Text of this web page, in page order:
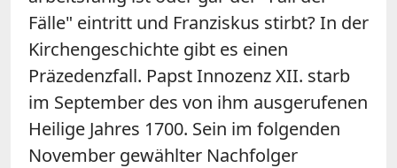
Fälle" eintritt und Franziskus stirbt? In der
Kirchengeschichte gibt es einen
Präzedenzfall. Papst Innozenz XII. starb
im September des von ihm ausgerufenen
Heilige Jahres 1700. Sein im folgenden
November gewählter Nachfolger